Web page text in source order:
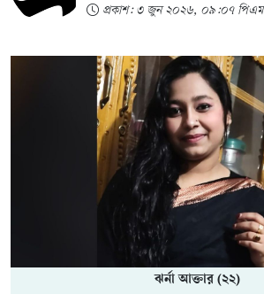
প্রকাশ: ৩ জুন ২০২৬, ০৯:০৭ পিএম
ঝর্না আক্তার (২২)